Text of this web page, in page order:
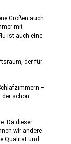
Größen auch
mit
ist auch eine
der für
–
der schön
Da dieser
wir andere
Qualität und